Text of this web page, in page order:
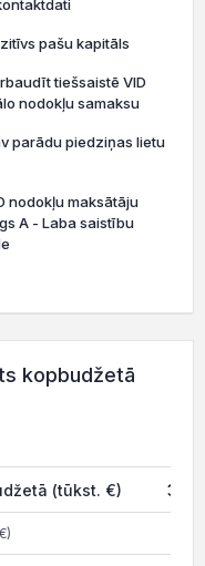
pašu kapitāls
tiešsaistē VID
nodokļu samaksu
parādu piedziņas lietu
nodokļu maksātāju
A - Laba saistību
kopbudžetā
(tūkst. €) 3